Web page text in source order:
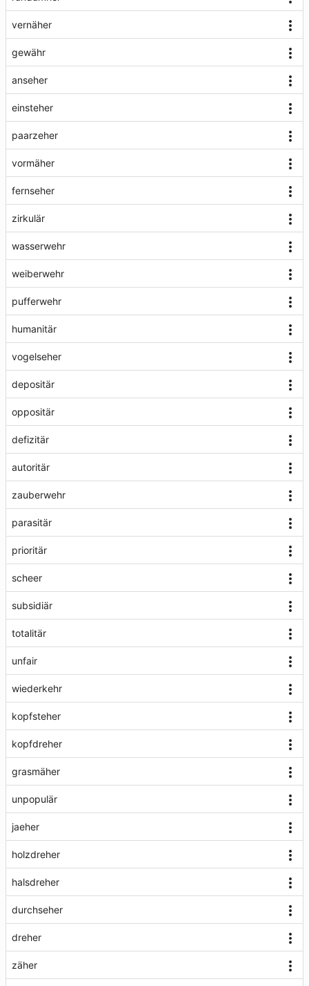
vernäher
gewähr
anseher
einsteher
paarzeher
vormäher
fernseher
zirkulär
wasserwehr
weiberwehr
pufferwehr
humanitär
vogelseher
depositär
oppositär
defizitär
autoritär
zauberwehr
parasitär
prioritär
scheer
subsidiär
totalitär
unfair
wiederkehr
kopfsteher
kopfdreher
grasmäher
unpopulär
jaeher
holzdreher
halsdreher
durchseher
dreher
zäher